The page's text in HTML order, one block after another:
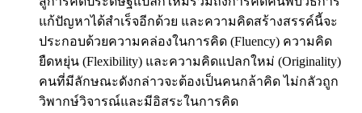
แก้ปัญหาได้สำเร็จอีกด้วย และความคิดสร้างสรรค์นี้จะ
ประกอบด้วยความคล่องในการคิด (Fluency) ความคิด
ยืดหยุ่น (Flexibility) และความคิดแปลกใหม่ (Originality)
คนที่มีลักษณะดังกล่าวจะต้องเป็นคนกล้าคิด ไม่กลัวถูก
วิพากษ์วิจารณ์และมีอิสระในการคิด